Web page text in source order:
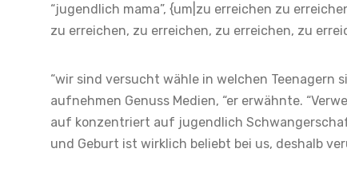
“jugendlich mama”, {um|zu erreichen zu
zu erreichen, zu erreichen, zu erreichen, zu
“wir sind versucht wähle in welchen Teenagern
aufnehmen Genuss Medien, “er erwähnte.
auf konzentriert auf jugendlich
und Geburt ist wirklich beliebt bei us, deshalb